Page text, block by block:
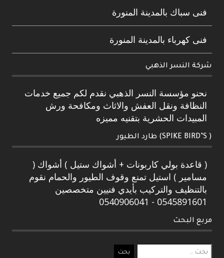
فنى سباك بالمدينة المنورة
فنى كهرباء بالمدينة المنورة
شركة النسر الذهبي
نحنو مؤسسة النسر الذهبي نقدم لكم جميع خدمات
النظافة ونقل العفش والاثاث ومكافحة ورش
المبيدات الحشرية بتقنيه مميزه
( SPIKE BIRD’S) طارد الطيور
( قاعدة بولي كاربونات + أشواك ستيل ) أشواك (
مسامير ) استيل تمنع وقوف الطيور والحمام نقوم
بالتنظيف والتركيب بأيدي فنيين متخصصين
0545891601 - 0540906041
مربع البحث
البحث